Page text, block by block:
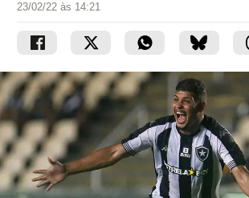
23/02/22 às 14:21